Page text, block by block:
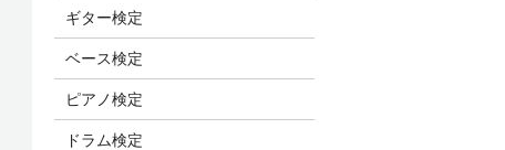
ギター検定
ベース検定
ピアノ検定
ドラム検定